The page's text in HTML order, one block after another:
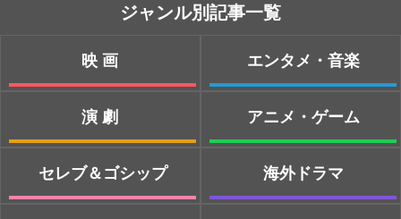
ジャンル別記事一覧
映画
演劇
セレブ＆ゴシップ
エンタメ・音楽
アニメ・ゲーム
海外ドラマ